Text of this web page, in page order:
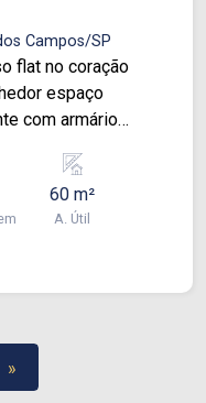
Campos/SP
flat no coração
com armário
completa
a-dia. Com
lar!
60 m²
A. Útil
»